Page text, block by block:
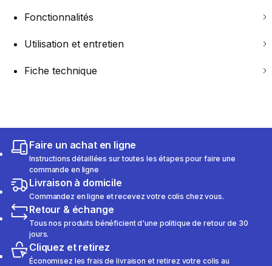
Fonctionnalités
Utilisation et entretien
Fiche technique
Faire un achat en ligne
Instructions détaillées sur toutes les étapes pour faire une
commande en ligne
Livraison à domicile
Commandez en ligne et recevez votre colis chez vous.
Retour & échange
Tous nos produits bénéficient d'une politique de retour de 30
jours.
Cliquez et retirez
Économisez les frais de livraison et retirez votre colis au